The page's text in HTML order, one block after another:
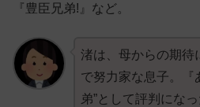
『豊臣兄弟!』など。
渚は、母からの期待
で努力家な息子。『
弟”として評判にな